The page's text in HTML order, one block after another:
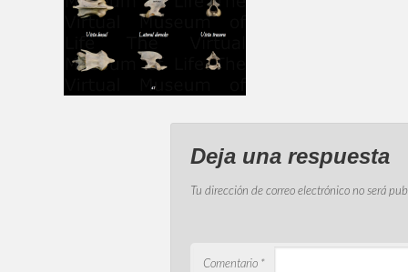
Deja una respuesta
Tu dirección de correo electrónico no será
Comentario *